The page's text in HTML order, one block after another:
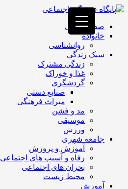
فصد
غرب
تهران
خشکشویی
تصفیه
تهران
صفحه اصلی
خانواده
روانشناسی
سبک زندگی
زندگی مشترک
غذا و خوراک
گردشگری
صنایع دستی
میراث فرهنگی
مد و فشن
موسیقی
ورزش
جامعه شهری
آموزش و پرورش
رفاه و آسیب های اجتماعی
بحران های اجتماعی
محیط زیست
آموزش